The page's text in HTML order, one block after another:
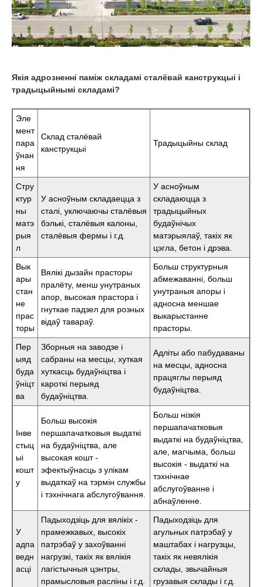
Якія адрозненні паміж складамі сталёвай канструкцыі і
традыцыйнымі складамі?
Эле
мент
пара
ўнан
ня
Склад сталёвай
канструкцыі
Традыцыйны склад
Стру
ктур
ны
матэ
рыя
л
У асноўным складаецца з
сталі, уключаючы сталёвыя
бэлькі, сталёвыя калоны,
сталёвыя фермы і г.д.
У асноўным
складаюцца з
традыцыйных
будаўнічых
матэрыялаў, такіх як
цэгла, бетон і дрэва.
Вык
ары
стан
не
прас
торы
Вялікі дызайн прасторы
пралёту, менш унутраных
апор, высокая прастора і
гнуткае падзел для розных
відаў тавараў.
Больш структурныя
абмежаванні, больш
унутраныя апоры і
адносна меншае
выкарыстанне
прасторы.
Пер
ыяд
буда
ўніцт
ва
Зборныя на заводзе і
сабраны на месцы, хуткая
хуткасць будаўніцтва і
кароткі перыяд
будаўніцтва.
Адліты або пабудаваны
на месцы, адносна
працяглы перыяд
будаўніцтва.
Інве
стыц
ыі
кошт
у
Больш высокія
першапачатковыя выдаткі
на будаўніцтва, але
высокая кошт -
эфектыўнасць з улікам
выдаткаў на тэрмін службы
і тэхнічнага абслугоўвання.
Больш нізкія
першапачатковыя
выдаткі на будаўніцтва,
але, магчыма, больш
высокія - выдаткі на
тэхнічнае
абслугоўванне і
абнаўленне.
У
адпа
ведн
асці
Падыходзіць для вялікіх -
прамежкавых, высокіх
патрэбаў у захоўванні
нагрузкі, такіх як вялікія
лагістычныя цэнтры,
прамысловыя расліны і г.д.
Падыходзіць для
агульных патрэбаў у
маштабах і нагрузцы,
такіх як невялікія
склады, звычайныя
грузавыя склады і г.д.